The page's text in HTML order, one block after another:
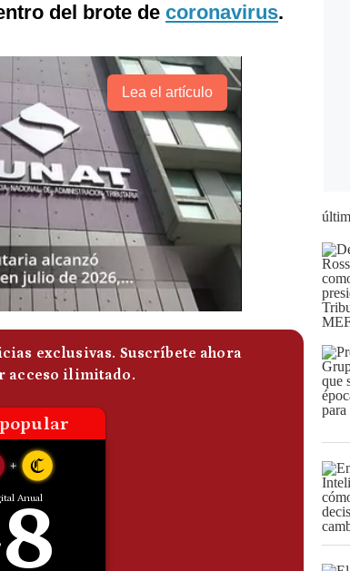
del brote de coronavirus.
Lea el artículo